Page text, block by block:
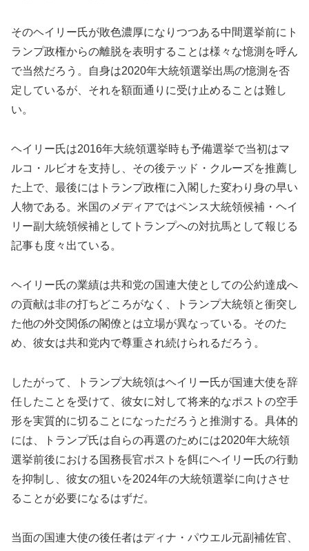
そのヘイリー氏が敗色濃厚になりつつある中間選挙前にト
ランプ政権からの離脱を表明することは様々な憶測を呼ん
で当然だろう。自身は2020年大統領選挙出馬の憶測を否
定しているが、それを額面通りに受け止めることは難し
い。
ヘイリー氏は2016年大統領選挙時も予備選挙で当初はマ
ルコ・ルビオを支持し、その後テッド・クルーズを推薦し
た上で、最後にはトランプ政権に入閣した変わり身の早い
人物である。米国のメディアではペンス大統領候補・ヘイ
リー副大統領候補としてトランプへの対抗馬として報じる
記事も度々出ている。
ヘイリー氏の業績は共和党の国連大使としての公約達成へ
の貢献は非の打ちどころがなく、トランプ大統領と衝突し
た他の外交関係の閣僚とは立場が異なっている。そのた
め、彼女は共和党内で尊重され続けられるだろう。
したがって、トランプ大統領はヘイリー氏が国連大使を辞
任したことを受けて、彼女に対して将来的なポストの空手
形を実質的に切ることになっただろうと推測する。具体的
には、トランプ氏は自らの再選のためには2020年大統領
選挙前後における国務長官ポストを餌にヘイリー氏の行動
を抑制し、彼女の狙いを2024年の大統領選挙に向けさせ
ることが必要になるはずだ。
当面の国連大使の後任者はディナ・パウエル元副補佐官、